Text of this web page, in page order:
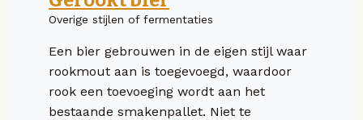
Overige stijlen of fermentaties
Een bier gebrouwen in de eigen stijl waar
rookmout aan is toegevoegd, waardoor
rook een toevoeging wordt aan het
bestaande smakenpallet. Niet te